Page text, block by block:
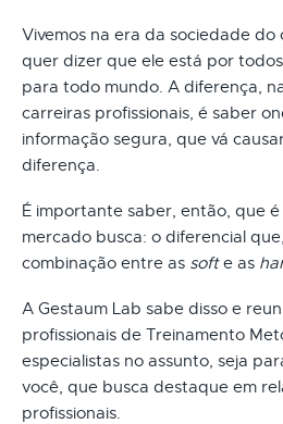
Vivemos na era da sociedade
quer dizer que ele está por
para todo mundo. A diferença,
carreiras profissionais, é saber
informação segura, que vá
diferença.
É importante saber, então, que
mercado busca: o diferencial
combinação entre as softe as
A Gestaum Lab sabe disso e
profissionais de Treinamento
especialistas no assunto, seja
você, que busca destaque em
profissionais.